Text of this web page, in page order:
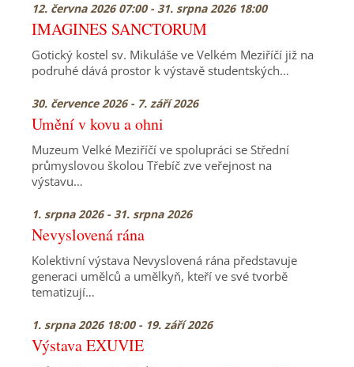
12. června 2026 07:00 - 31. srpna 2026 18:00
IMAGINES SANCTORUM
Gotický kostel sv. Mikuláše ve Velkém Meziříčí již na
podruhé dává prostor k výstavě studentských…
30. července 2026 - 7. září 2026
Umění v kovu a ohni
Muzeum Velké Meziříčí ve spolupráci se Střední
průmyslovou školou Třebíč zve veřejnost na
výstavu…
1. srpna 2026 - 31. srpna 2026
Nevyslovená rána
Kolektivní výstava Nevyslovená rána představuje
generaci umělců a umělkyň, kteří ve své tvorbě
tematizují…
1. srpna 2026 18:00 - 19. září 2026
Výstava EXUVIE